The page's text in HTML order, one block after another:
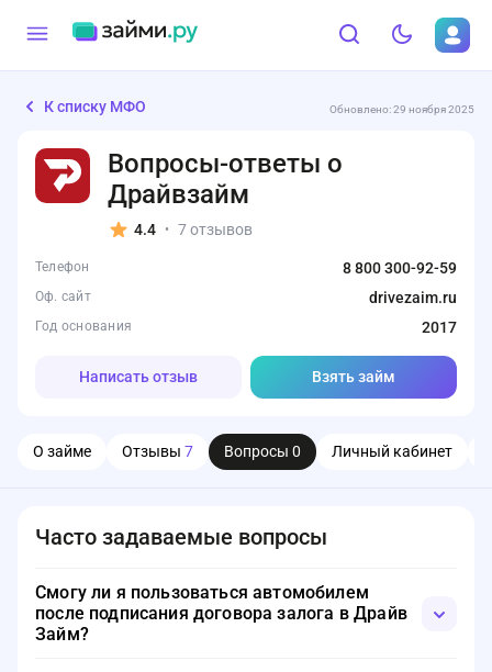
К списку МФО Обновлено: 29 ноября 2025
Вопросы-ответы о
Драйвзайм
4.4 • 7 отзывов
Телефон 8 800 300-92-59
Оф. сайт drivezaim.ru
Год основания 2017
Написать отзыв Взять займ
О займе Отзывы 7 Вопросы 0 Личный кабинет
Часто задаваемые вопросы
Смогу ли я пользоваться автомобилем
после подписания договора залога в Драйв
Займ?